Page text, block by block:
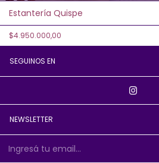
Estantería Quispe
$4.950.000,00
SEGUINOS EN
NEWSLETTER